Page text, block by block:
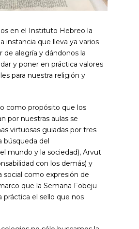
en el Instituto Hebreo la
instancia que lleva ya varios
de alegría y dándonos la
y poner en práctica valores
para nuestra religión y
como propósito que los
por nuestras aulas se
virtuosas guiadas por tres
búsqueda del
mundo y la sociedad), Arvut
con los demás) y
social como expresión de
que la Semana Fobeju
práctica el sello que nos